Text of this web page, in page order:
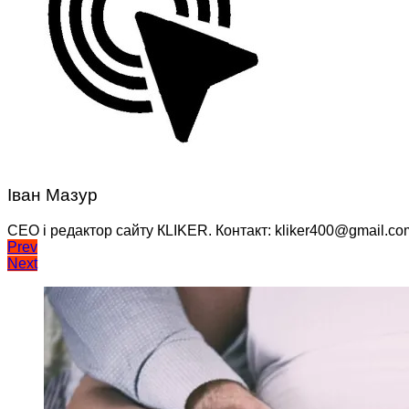
Іван Мазур
CEO і редактор сайту КLIKER. Контакт:
Навігація
записів
Prev
Next